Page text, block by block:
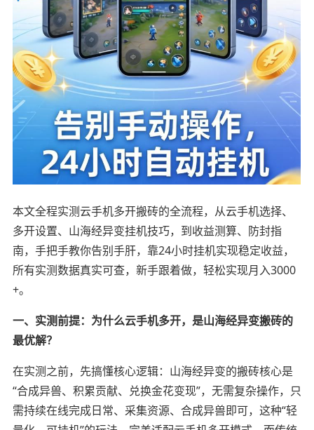
本文全程实测云手机多开搬砖的全流程，从云手机选择、
多开设置、山海经异变挂机技巧，到收益测算、防封指
南，手把手教你告别手肝，靠24小时挂机实现稳定收益，
所有实测数据真实可查，新手跟着做，轻松实现月入3000
+。
一、实测前提：为什么云手机多开，是山海经异变搬砖的
最优解？
在实测之前，先搞懂核心逻辑：山海经异变的搬砖核心是
“合成异兽、积累贡献、兑换金花变现”，无需复杂操作，只
需持续在线完成日常、采集资源、合成异兽即可，这种“轻